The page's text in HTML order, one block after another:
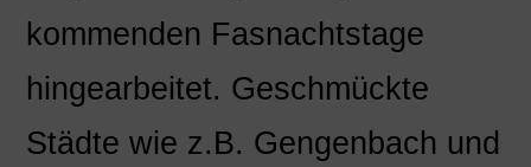
kommenden Fasnachtstage
hingearbeitet. Geschmückte
Städte wie z.B. Gengenbach und